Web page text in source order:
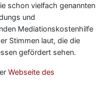
schon vielfach genannten
und
Mediationskostenhilfe
Stimmen laut, die die
gefördert sehen.
Webseite des